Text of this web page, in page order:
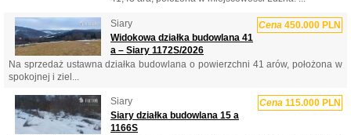
Siary Cena 450.000 PLN
Widokowa działka budowlana 41
a – Siary 1172S/2026
Na sprzedaż ustawna działka budowlana o powierzchni 41 arów, położona w
spokojnej i ziel...
Siary Cena 115.000 PLN
Siary działka budowlana 15 a
1166S